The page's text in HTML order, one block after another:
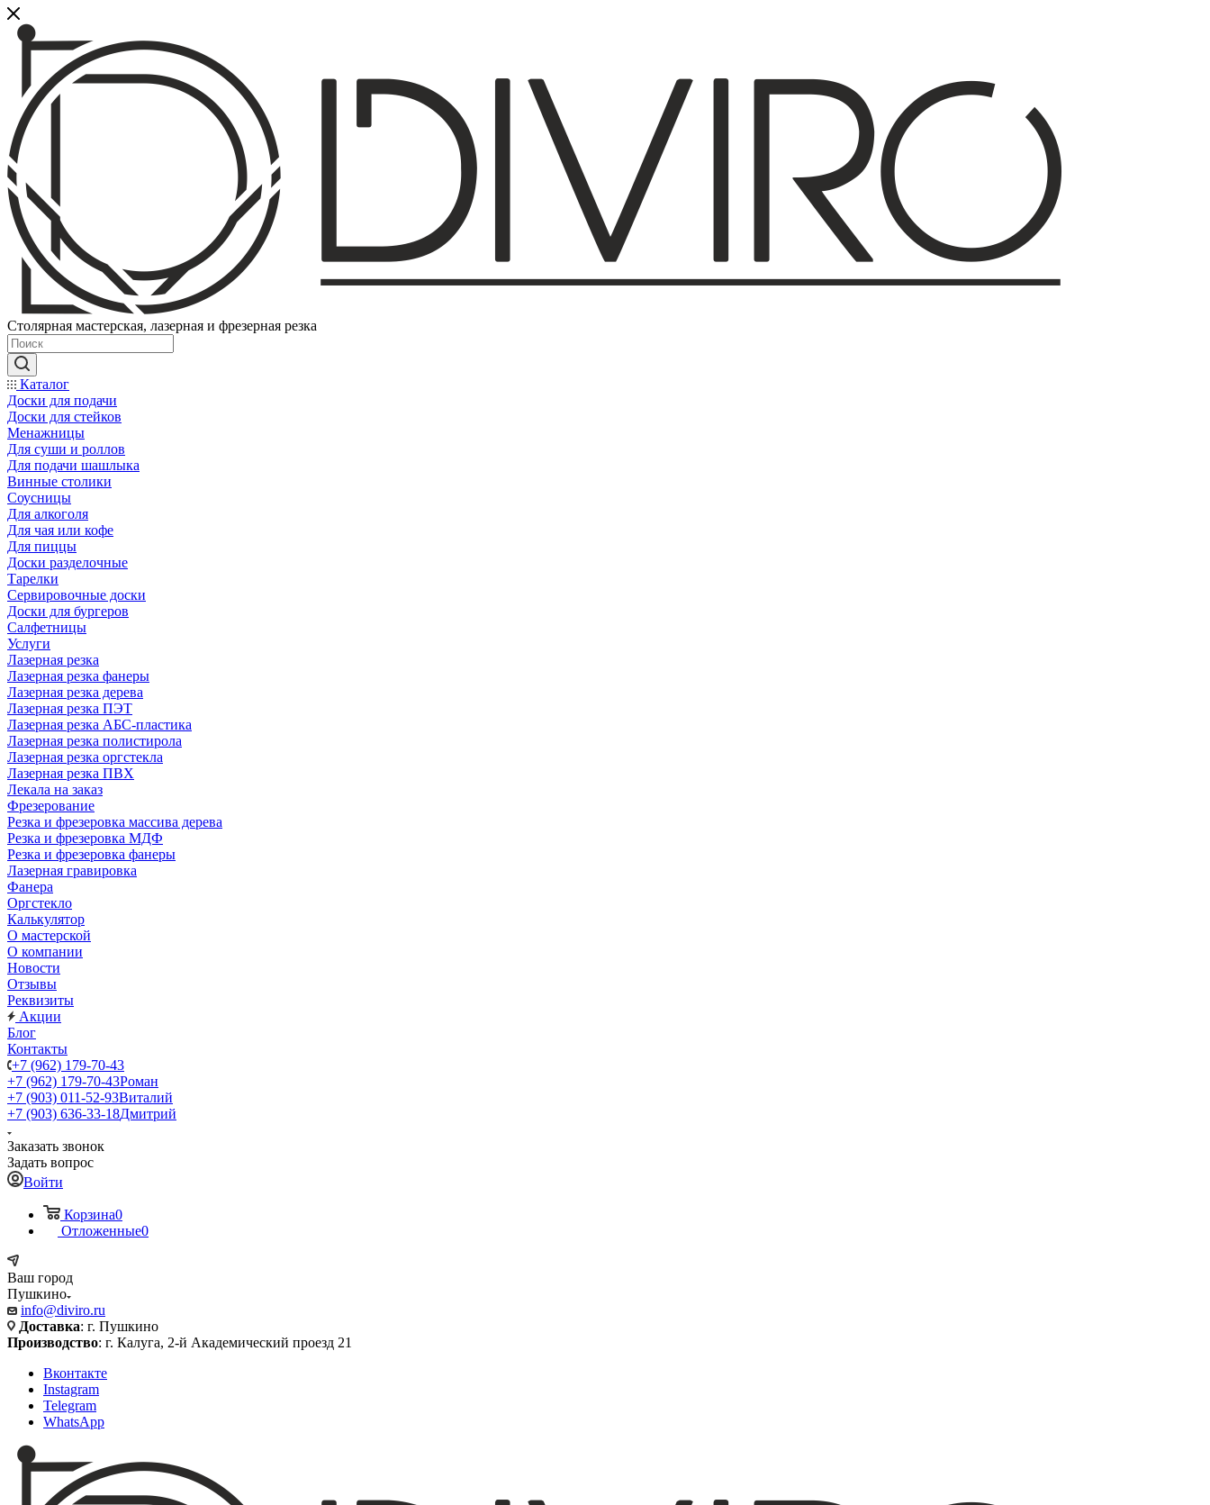
Столярная мастерская, лазерная и фрезерная резка
Каталог
Доски для подачи
Доски для стейков
Менажницы
Для суши и роллов
Для подачи шашлыка
Винные столики
Соусницы
Для алкоголя
Для чая или кофе
Для пиццы
Доски разделочные
Тарелки
Сервировочные доски
Доски для бургеров
Салфетницы
Услуги
Лазерная резка
Лазерная резка фанеры
Лазерная резка дерева
Лазерная резка ПЭТ
Лазерная резка АБС-пластика
Лазерная резка полистирола
Лазерная резка оргстекла
Лазерная резка ПВХ
Лекала на заказ
Фрезерование
Резка и фрезеровка массива дерева
Резка и фрезеровка МДФ
Резка и фрезеровка фанеры
Лазерная гравировка
Фанера
Орг­стек­ло
Калькулятор
О мастерской
О компании
Новости
Отзывы
Реквизиты
Акции
Блог
Контакты
+7 (962) 179-70-43
+7 (962) 179-70-43Роман
+7 (903) 011-52-93Виталий
+7 (903) 636-33-18Дмитрий
Заказать звонок
Задать вопрос
Войти
Корзина0
Отложенные0
Ваш город
Пушкино
info@diviro.ru
Доставка: г. Пушкино
Производство: г. Калуга, 2-й Академический проезд 21
Вконтакте
Instagram
Telegram
WhatsApp